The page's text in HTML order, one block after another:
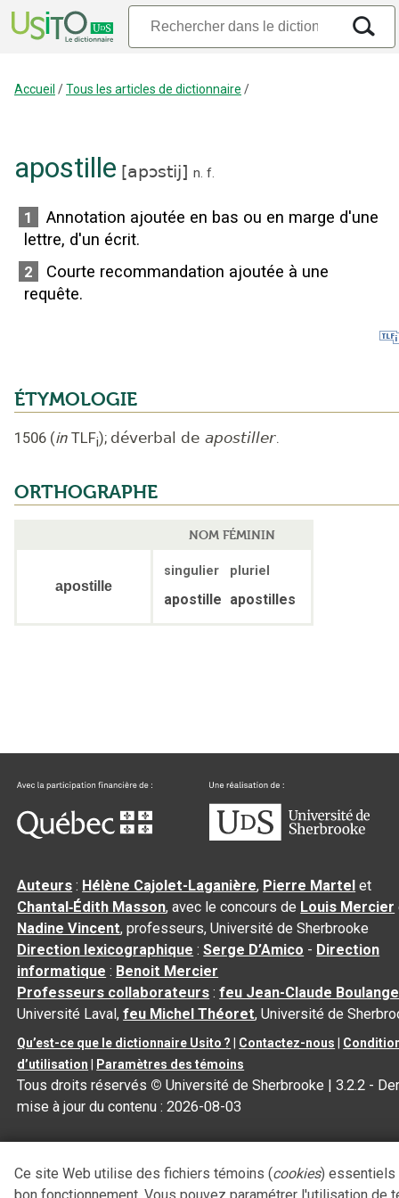
Accueil /Tous les articles de dictionnaire /
apostille [apɔstij] n. f.
1
Annotation ajoutée en bas ou en marge d'une
lettre, d'un écrit.
2
Courte recommandation ajoutée à une
requête.
ÉTYMOLOGIE
1506 (in TLFi); déverbal de apostiller.
ORTHOGRAPHE
NOM FÉMININ
apostille
singulier pluriel
apostille apostilles
Auteurs : Hélène Cajolet-Laganière, Pierre Martel et
Chantal‑Édith Masson, avec le concours de Louis Mercier
Nadine Vincent, professeurs, Université de Sherbrooke
Direction lexicographique :Serge D’Amico - Direction
informatique : Benoit Mercier
Professeurs collaborateurs :feu Jean-Claude
Université Laval,feu Michel Théoret, Université de
Qu’est-ce que le dictionnaire Usito ? Contactez-nous
d’utilisation
Paramètres des témoins
Tous droits réservés © Université de Sherbrooke |3.2.2 -
mise à jour du contenu :2026-08-03
Ce site Web utilise des fichiers témoins (cookies) essentiels